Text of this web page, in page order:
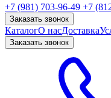
+7 (981) 703-96-49 +7
Заказать звонок
КаталогО насДоставка
Заказать звонок